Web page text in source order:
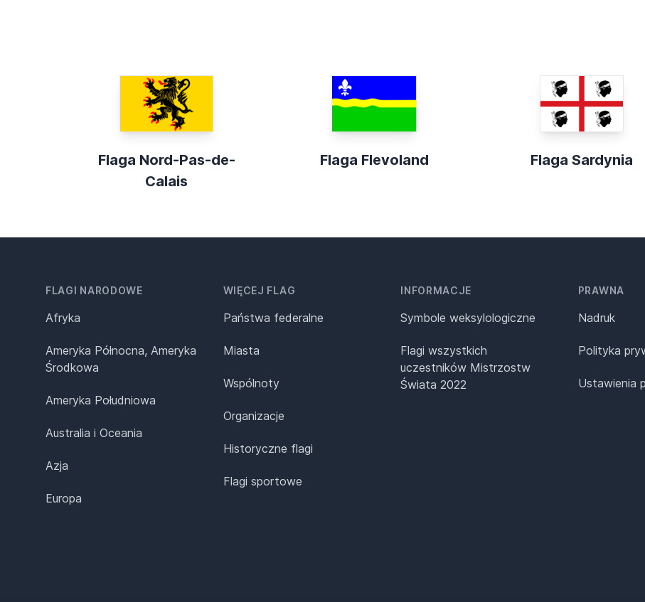
Flaga Nord-Pas-de-
Calais
Flaga Flevoland Flaga Sardynia
FLAGI NARODOWE
Afryka
Ameryka Północna, Ameryka
Środkowa
Ameryka Południowa
Australia i Oceania
Azja
Europa
WIĘCEJ FLAG
Państwa federalne
Miasta
Wspólnoty
Organizacje
Historyczne flagi
Flagi sportowe
INFORMACJE
Symbole weksylologiczne
Flagi wszystkich
uczestników Mistrzostw
Świata 2022
PRAWNA
Nadruk
Polityka
Ustawienia